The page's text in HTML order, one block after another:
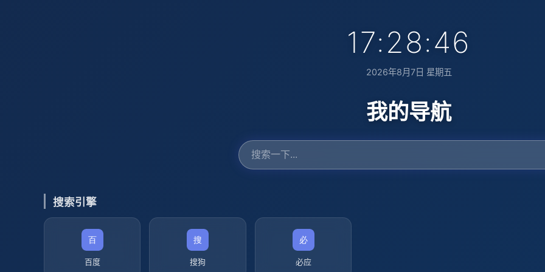
17:28:47
2026年8月7日 星期五
我的导航
搜索引擎
百度 搜狗 必应